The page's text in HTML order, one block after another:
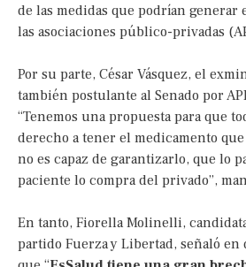
de las medidas que podrían generar
las asociaciones público-privadas
Por su parte, César Vásquez, el
también postulante al Senado por
“Tenemos una propuesta para que
derecho a tener el medicamento
no es capaz de garantizarlo, que lo
paciente lo compra del privado”,
En tanto, Fiorella Molinelli,
partido Fuerza y Libertad, señaló en